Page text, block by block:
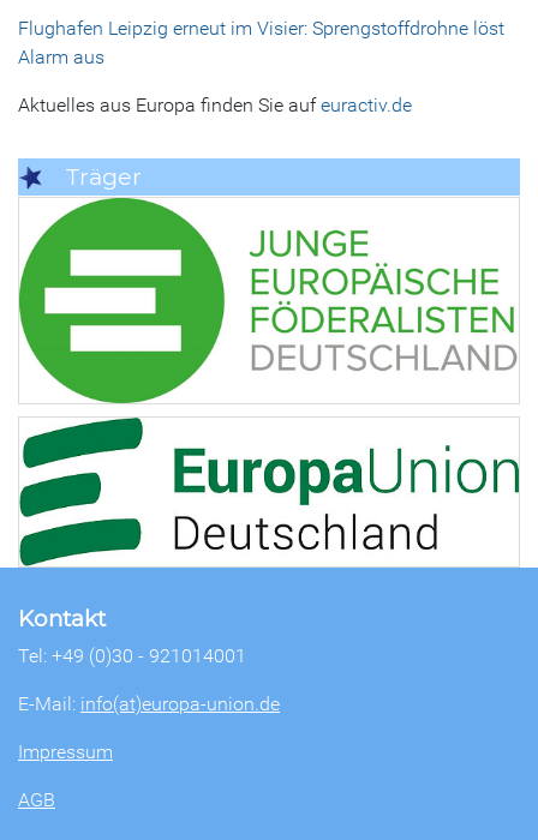
Flughafen Leipzig erneut im Visier: Sprengstoffdrohne löst
Alarm aus
Aktuelles aus Europa finden Sie aufeuractiv.de
Träger
Kontakt
Tel: +49 (0)30 - 921014001
E-Mail: info(at)europa-union.de
Impressum
AGB